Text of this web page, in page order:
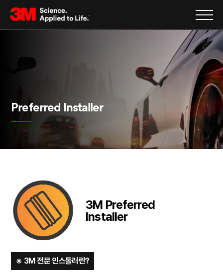
Preferred Installer
3M Preferred
Installer
※ 3M 전문 인스톨러란?